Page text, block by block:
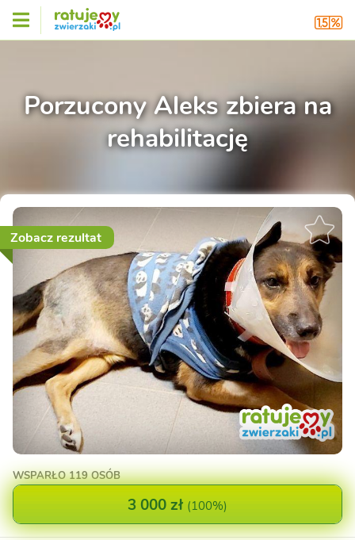
Porzucony Aleks zbiera na
rehabilitację
Zobacz rezultat
WSPARŁO119 OSÓB
3 000 zł (100%)